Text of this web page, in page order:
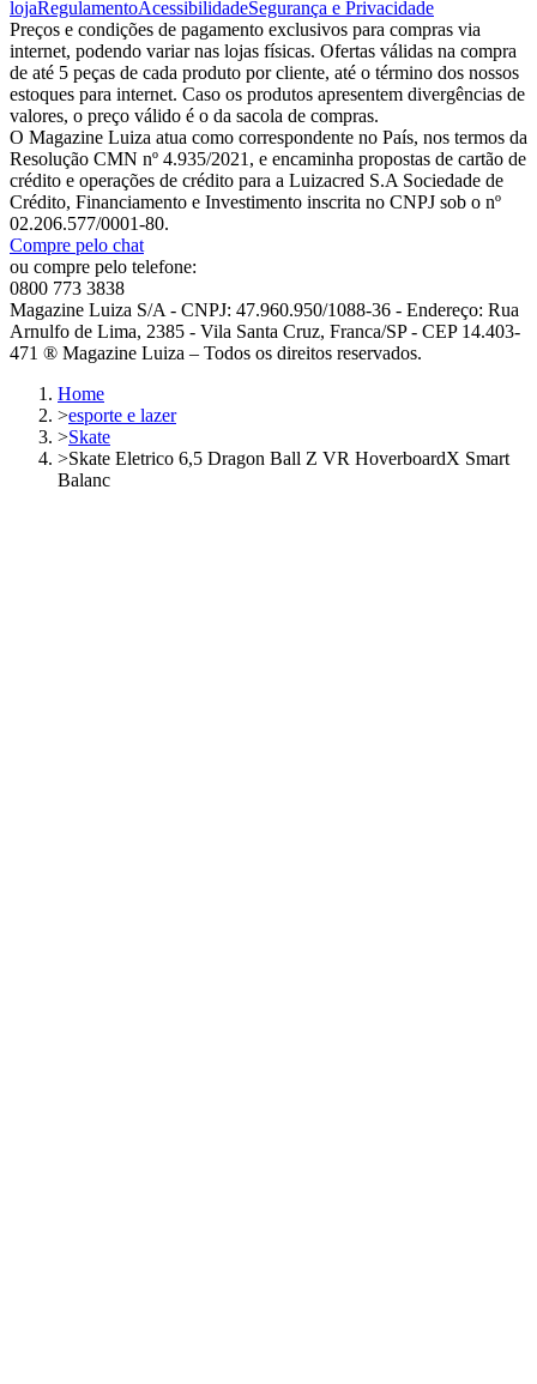
lojaRegulamentoAcessibilidadeSegurança e Privacidade
Preços e condições de pagamento exclusivos para compras via
internet, podendo variar nas lojas físicas. Ofertas válidas na compra
de até 5 peças de cada produto por cliente, até o término dos nossos
estoques para internet. Caso os produtos apresentem divergências de
valores, o preço válido é o da sacola de compras.
O Magazine Luiza atua como correspondente no País, nos termos da
Resolução CMN nº 4.935/2021, e encaminha propostas de cartão de
crédito e operações de crédito para a Luizacred S.A Sociedade de
Crédito, Financiamento e Investimento inscrita no CNPJ sob o nº
02.206.577/0001-80.
Compre pelo chat
ou compre pelo telefone:
0800 773 3838
Magazine Luiza S/A - CNPJ: 47.960.950/1088-36 - Endereço: Rua
Arnulfo de Lima, 2385 - Vila Santa Cruz, Franca/SP - CEP 14.403-
471 ® Magazine Luiza – Todos os direitos reservados.
Home
>esporte e lazer
>Skate
>Skate Eletrico 6,5 Dragon Ball Z VR HoverboardX Smart
Balanc